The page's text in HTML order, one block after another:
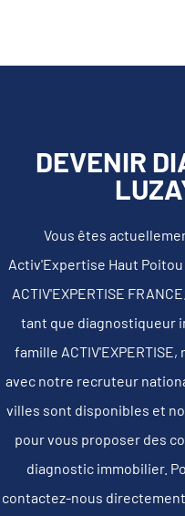
DEVENIR
Vous êtes
Activ'Expertise Haut
ACTIV'EXPERTISE
tant que diagnostiqueur
famille
avec notre recruteur
villes sont disponibles et
pour vous proposer des
diagnostic immobilier.
contactez-nous